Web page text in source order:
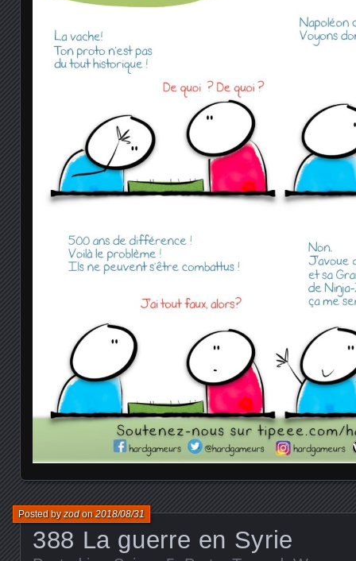
388 La guerre en Syrie
Posted byzodon2018/08/31